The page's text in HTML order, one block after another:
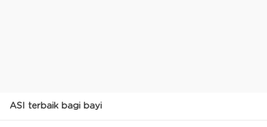
ASI terbaik bagi bayi